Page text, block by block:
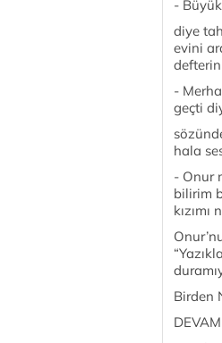
-
diye
evini
-
geçti
hala
- Onur
bilirim
kızımı
Birden